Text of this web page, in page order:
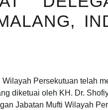
Persekutuan telah
diketuai oleh KH. Dr.
Jabatan Mufti Wilayah